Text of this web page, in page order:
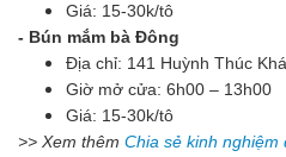
Giá: 15-30k/tô
- Bún mắm bà Đông
Địa chỉ: 141 Huỳnh Thúc
Giờ mở cửa: 6h00 – 13h00
Giá: 15-30k/tô
>> Xem thêm Chia sẻ kinh